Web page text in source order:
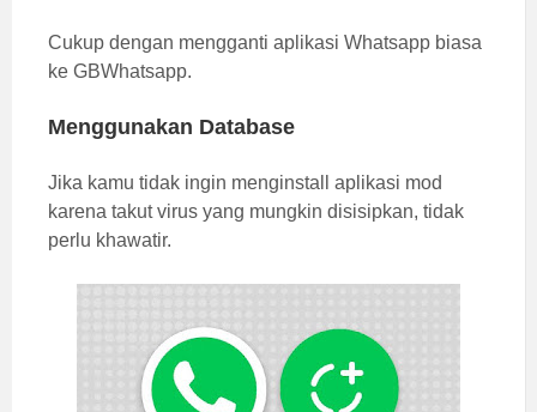
Cukup dengan mengganti aplikasi Whatsapp biasa
ke GBWhatsapp.
Menggunakan Database
Jika kamu tidak ingin menginstall aplikasi mod
karena takut virus yang mungkin disisipkan, tidak
perlu khawatir.